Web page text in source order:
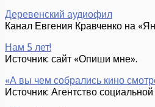
Деревенский аудиофил
Канал Евгения Кравченко на
Нам 5 лет!
Источник: сайт «Опиши мне».
«А вы чем собрались кино
Источник: Агентство